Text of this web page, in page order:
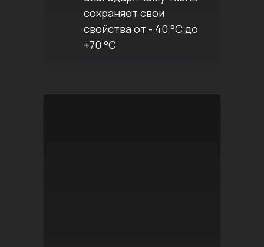
сохраняет свои
свойства от - 40 °C до
+70 °C